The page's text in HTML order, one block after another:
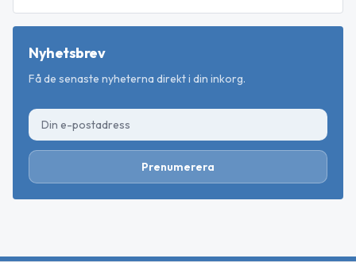
Nyhetsbrev
Få de senaste nyheterna direkt i din inkorg.
Prenumerera